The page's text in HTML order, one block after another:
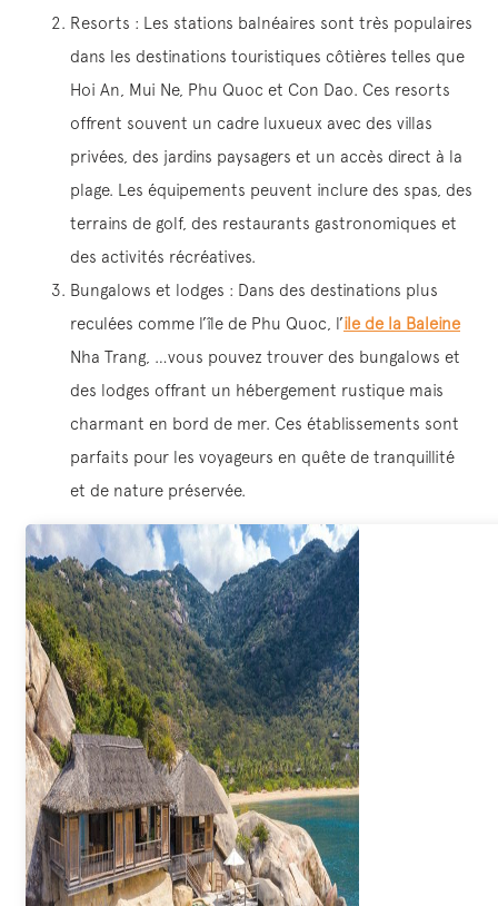
Resorts : Les stations balnéaires sont très populaires
dans les destinations touristiques côtières telles que
Hoi An, Mui Ne, Phu Quoc et Con Dao. Ces resorts
offrent souvent un cadre luxueux avec des villas
privées, des jardins paysagers et un accès direct à la
plage. Les équipements peuvent inclure des spas, des
terrains de golf, des restaurants gastronomiques et
des activités récréatives.
Bungalows et lodges : Dans des destinations plus
reculées comme l’île de Phu Quoc, l’ile de la Baleine
Nha Trang, …vous pouvez trouver des bungalows et
des lodges offrant un hébergement rustique mais
charmant en bord de mer. Ces établissements sont
parfaits pour les voyageurs en quête de tranquillité
et de nature préservée.